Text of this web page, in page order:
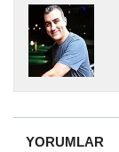
YORUMLAR